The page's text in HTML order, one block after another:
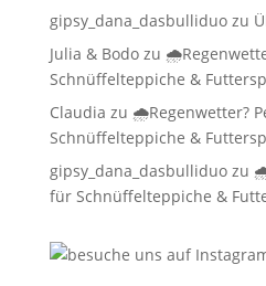
gipsy_dana_dasbulliduozu
Julia & Bodozu
Schnüffelteppiche &
Claudia zu 🌧️Regenwetter?
Schnüffelteppiche &
gipsy_dana_dasbulliduozu
für Schnüffelteppiche &